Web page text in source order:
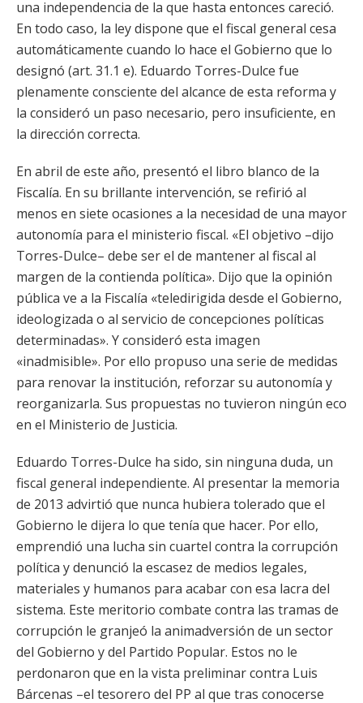
una independencia de la que hasta entonces careció.
En todo caso, la ley dispone que el fiscal general cesa
automáticamente cuando lo hace el Gobierno que lo
designó (art. 31.1 e). Eduardo Torres-Dulce fue
plenamente consciente del alcance de esta reforma y
la consideró un paso necesario, pero insuficiente, en
la dirección correcta.
En abril de este año, presentó el libro blanco de la
Fiscalía. En su brillante intervención, se refirió al
menos en siete ocasiones a la necesidad de una mayor
autonomía para el ministerio fiscal. «El objetivo –dijo
Torres-Dulce– debe ser el de mantener al fiscal al
margen de la contienda política». Dijo que la opinión
pública ve a la Fiscalía «teledirigida desde el Gobierno,
ideologizada o al servicio de concepciones políticas
determinadas». Y consideró esta imagen
«inadmisible». Por ello propuso una serie de medidas
para renovar la institución, reforzar su autonomía y
reorganizarla. Sus propuestas no tuvieron ningún eco
en el Ministerio de Justicia.
Eduardo Torres-Dulce ha sido, sin ninguna duda, un
fiscal general independiente. Al presentar la memoria
de 2013 advirtió que nunca hubiera tolerado que el
Gobierno le dijera lo que tenía que hacer. Por ello,
emprendió una lucha sin cuartel contra la corrupción
política y denunció la escasez de medios legales,
materiales y humanos para acabar con esa lacra del
sistema. Este meritorio combate contra las tramas de
corrupción le granjeó la animadversión de un sector
del Gobierno y del Partido Popular. Estos no le
perdonaron que en la vista preliminar contra Luis
Bárcenas –el tesorero del PP al que tras conocerse